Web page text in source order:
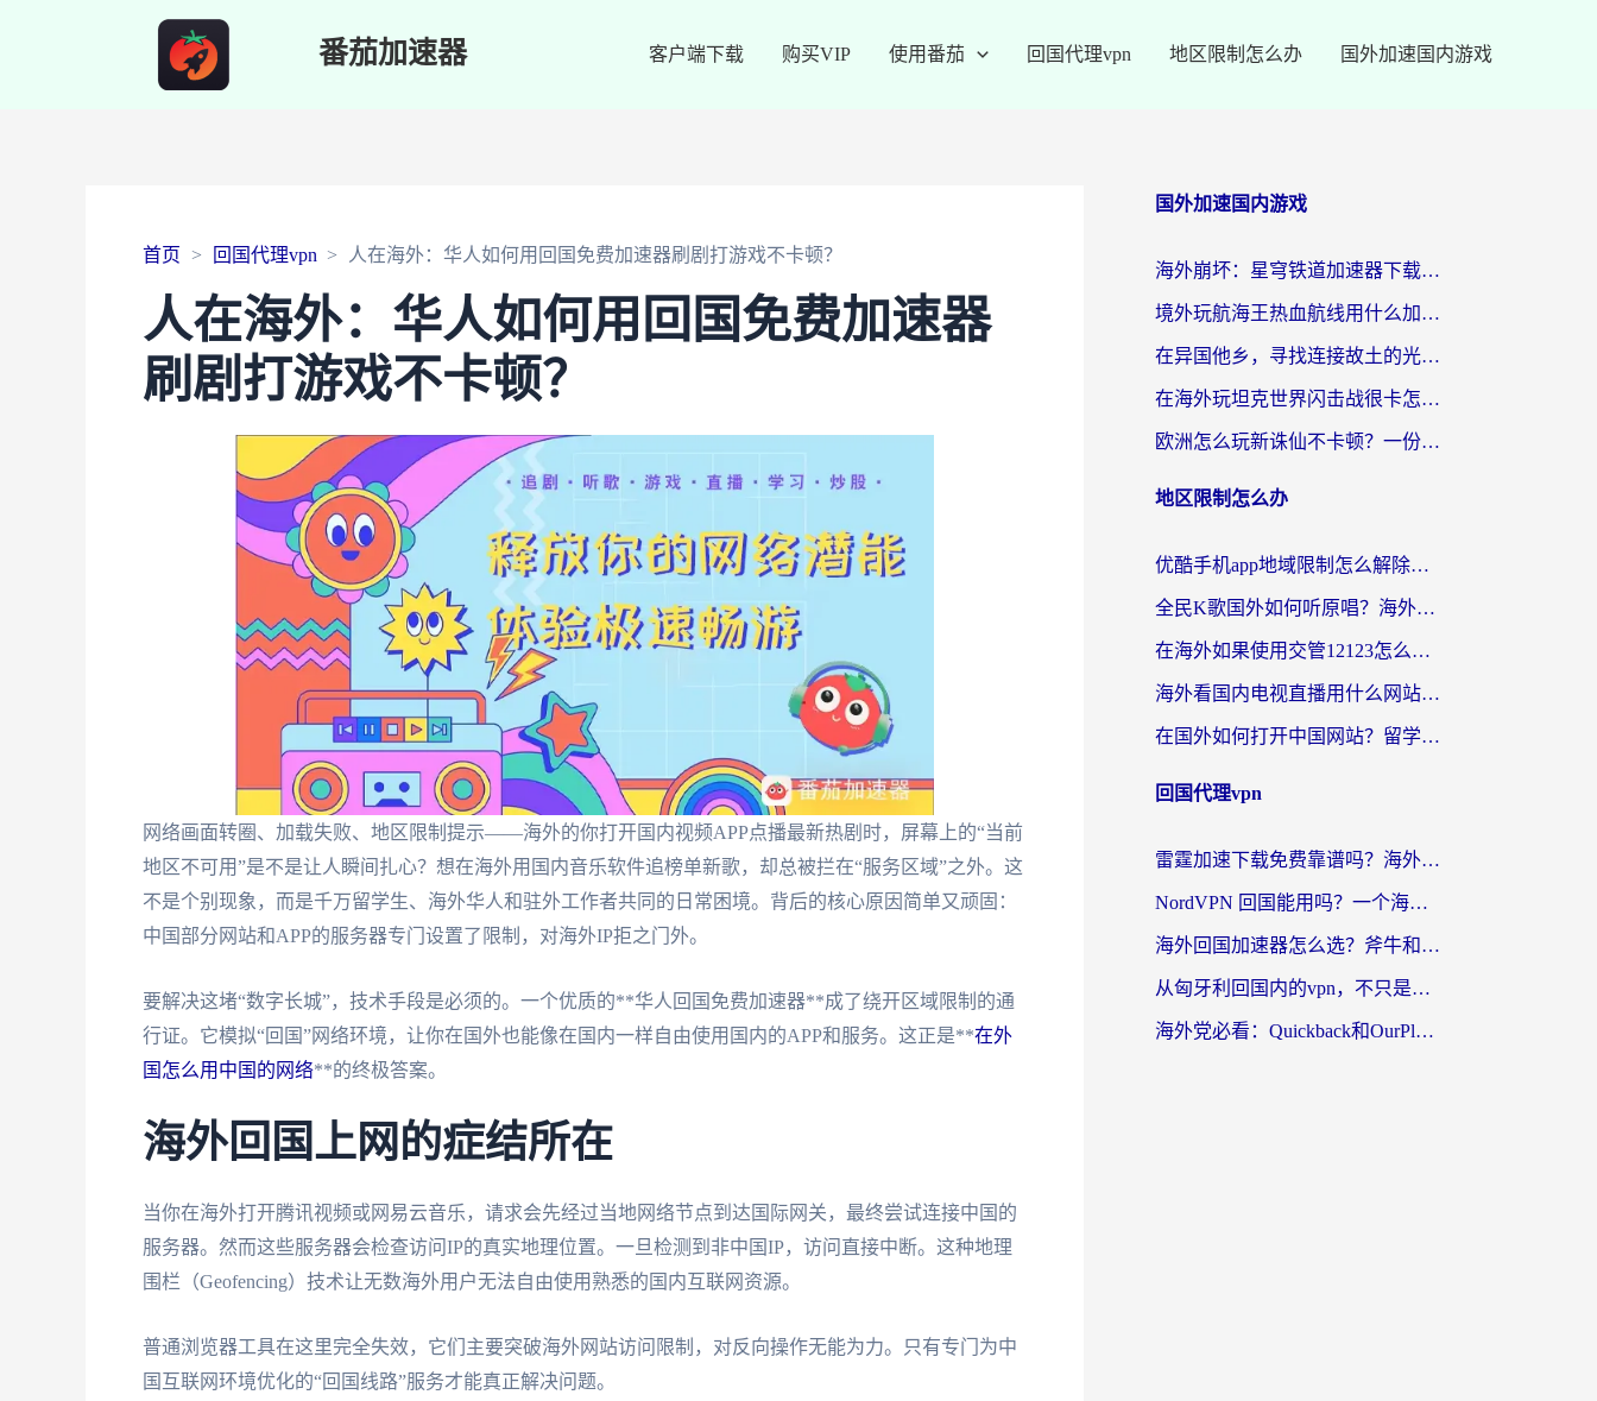
番茄加速器 客户端下载 购买VIP 使用番茄 回国代理vpn 地区限制怎么办 国外加速国内游戏
首页 回国代理vpn 人在海外：华人如何用回国免费加速器刷剧打游戏不卡顿？
人在海外：华人如何用回国免费加速器
刷剧打游戏不卡顿？
网络画面转圈、加载失败、地区限制提示——海外的你打开国内视频APP点播最新热剧时，屏幕上的“当前
地区不可用”是不是让人瞬间扎心？想在海外用国内音乐软件追榜单新歌，却总被拦在“服务区域”之外。这
不是个别现象，而是千万留学生、海外华人和驻外工作者共同的日常困境。背后的核心原因简单又顽固：
中国部分网站和APP的服务器专门设置了限制，对海外IP拒之门外。
要解决这堵“数字长城”，技术手段是必须的。一个优质的**华人回国免费加速器**成了绕开区域限制的通
行证。它模拟“回国”网络环境，让你在国外也能像在国内一样自由使用国内的APP和服务。这正是**在外
国怎么用中国的网络**的终极答案。
海外回国上网的症结所在
当你在海外打开腾讯视频或网易云音乐，请求会先经过当地网络节点到达国际网关，最终尝试连接中国的
服务器。然而这些服务器会检查访问IP的真实地理位置。一旦检测到非中国IP，访问直接中断。这种地理
围栏（Geofencing）技术让无数海外用户无法自由使用熟悉的国内互联网资源。
普通浏览器工具在这里完全失效，它们主要突破海外网站访问限制，对反向操作无能为力。只有专门为中
国互联网环境优化的“回国线路”服务才能真正解决问题。
国外加速国内游戏
海外崩坏：星穹铁道加速器下载安装：一份给游子的终极网络指南
境外玩航海王热血航线用什么加速器？2026海外玩家实测最优方案（附欧洲问道堡垒前线加速技巧）
在异国他乡，寻找连接故土的光明大陆免费加速器
在海外玩坦克世界闪击战很卡怎么办？老玩家亲测有效的加速器选择指南
欧洲怎么玩新诛仙不卡顿？一份给海外游子的国服游戏畅玩指南
地区限制怎么办
优酷手机app地域限制怎么解除？海外党亲测有效的追剧方案
全民K歌国外如何听原唱？海外党亲测有效的回国加速器选择指南
在海外如果使用交管12123怎么处理？留学生亲测有效的回国加速方案
海外看国内电视直播用什么网站比较好？一篇解决你所有追剧难题的实用指南
在国外如何打开中国网站？留学生与海外华人的无缝访问指南
回国代理vpn
雷霆加速下载免费靠谱吗？海外党选回国加速器的避坑指南（附热门工具对比）
NordVPN 回国能用吗？一个海外用户必须面对的真实困境
海外回国加速器怎么选？斧牛和海龟哪个好？一篇帮你避开坑的实用指南
从匈牙利回国内的vpn，不只是为了刷剧那么简单
海外党必看：Quickback和OurPlay好用吗？3分钟选对回国加速器，无缝刷剧玩游戏